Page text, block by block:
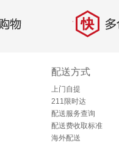
快 多仓
配送方式
上门自提
211限时达
配送服务查询
配送费收取标准
海外配送